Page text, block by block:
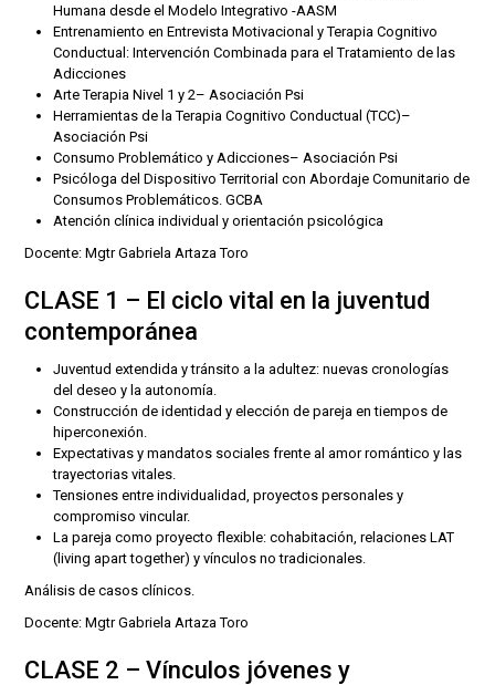
Humana desde el Modelo Integrativo -AASM
Entrenamiento en Entrevista Motivacional y Terapia Cognitivo
Conductual: Intervención Combinada para el Tratamiento de las
Adicciones
Arte Terapia Nivel 1 y 2– Asociación Psi
Herramientas de la Terapia Cognitivo Conductual (TCC)–
Asociación Psi
Consumo Problemático y Adicciones– Asociación Psi
Psicóloga del Dispositivo Territorial con Abordaje Comunitario de
Consumos Problemáticos. GCBA
Atención clínica individual y orientación psicológica
Docente: Mgtr Gabriela Artaza Toro
CLASE 1 – El ciclo vital en la juventud
contemporánea
Juventud extendida y tránsito a la adultez: nuevas cronologías
del deseo y la autonomía.
Construcción de identidad y elección de pareja en tiempos de
hiperconexión.
Expectativas y mandatos sociales frente al amor romántico y las
trayectorias vitales.
Tensiones entre individualidad, proyectos personales y
compromiso vincular.
La pareja como proyecto flexible: cohabitación, relaciones LAT
(living apart together) y vínculos no tradicionales.
Análisis de casos clínicos.
Docente: Mgtr Gabriela Artaza Toro
CLASE 2 – Vínculos jóvenes y